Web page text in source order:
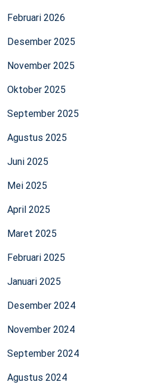
Februari 2026
Desember 2025
November 2025
Oktober 2025
September 2025
Agustus 2025
Juni 2025
Mei 2025
April 2025
Maret 2025
Februari 2025
Januari 2025
Desember 2024
November 2024
September 2024
Agustus 2024